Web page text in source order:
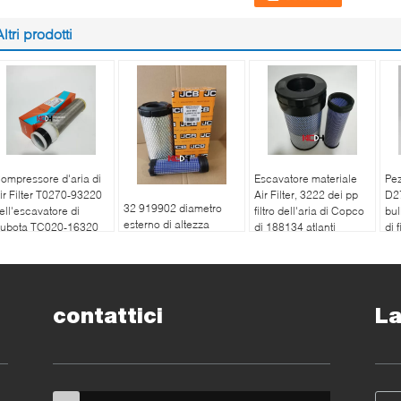
prodotti
d'aria di
Filter T0270-93220
di
TC020-16320
32 919902 diametro
esterno di altezza
Escavatore materiale
Air Filter, 3222 dei pp
filtro dell'aria di Copco
di 188134 atlanti
di
contattici